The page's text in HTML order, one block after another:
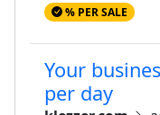
% PER SALE
Your
per day